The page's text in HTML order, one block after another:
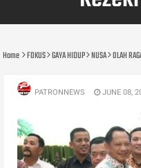
Home FOKUS GAYA HIDUP NUSA OLAH
PATRONNEWS JUNE 08,